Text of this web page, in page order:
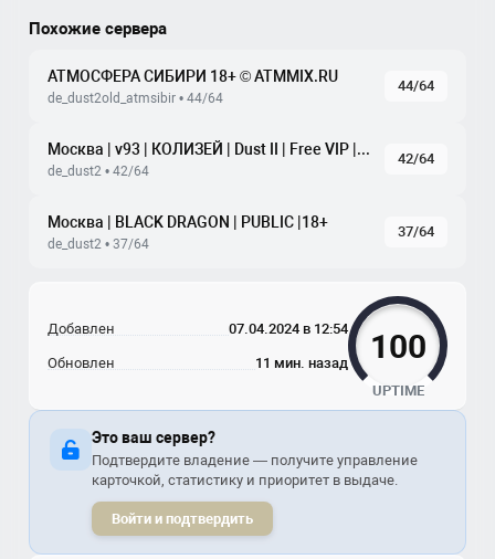
Похожие сервера
АТМОСФЕРА СИБИРИ 18+ © ATMMIX.RU
de_dust2old_atmsibir • 44/64
44/64
Москва | v93 | КОЛИЗЕЙ | Dust II | Free VIP | tickrate 100
de_dust2 • 42/64
42/64
Москва | BLACK DRAGON | PUBLIC |18+
de_dust2 • 37/64
37/64
Добавлен 07.04.2024 в 12:54
Обновлен 11 мин. назад 100
UPTIME
Это ваш сервер?
Подтвердите владение — получите управление
карточкой, статистику и приоритет в выдаче.
Войти и подтвердить